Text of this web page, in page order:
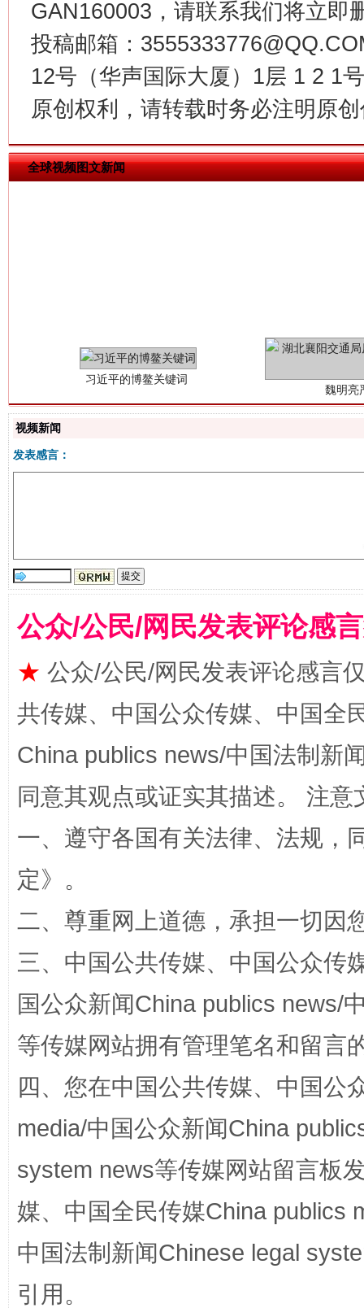
GAN160003，请联系我们将立即
投稿邮箱：
12号（华声国际大厦）1层 1 2 1
原创权利，请转载时务必注明原
全球视频图文新闻
在谋一域中谋全局
今
揭批美国五大"原罪" "炒
视频新闻
发表感言：
公众/公民/网民发表评论感
★ 公众/公民/网民发表评论感言
共传媒、中国公众传媒、中国全
China publics news/中国法制新
同意其观点或证实其描述。 注
一、遵守各国有关法律、法规，
定》。
二、尊重网上道德，承担一切因
三、中国公共传媒、中国公众传
国公众新闻China publics news/
等传媒网站拥有管理笔名和留言
四、您在中国公共传媒、中国公
media/中国公众新闻China
system news等传媒网站留言板
媒、中国全民传媒China publics
中国法制新闻Chinese legal
引用。